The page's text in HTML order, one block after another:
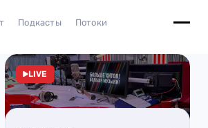
Подкасты Потоки
LIVE